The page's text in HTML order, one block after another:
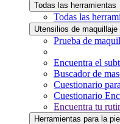
Todas las herramientas
Todas las
Utensilios de maquillaje
Prueba de
Encuentra el
Buscador de
Cuestionario
Cuestionario
Encuentra tu
Herramientas para la piel